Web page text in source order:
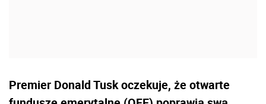
Premier Donald Tusk oczekuje, że otwarte